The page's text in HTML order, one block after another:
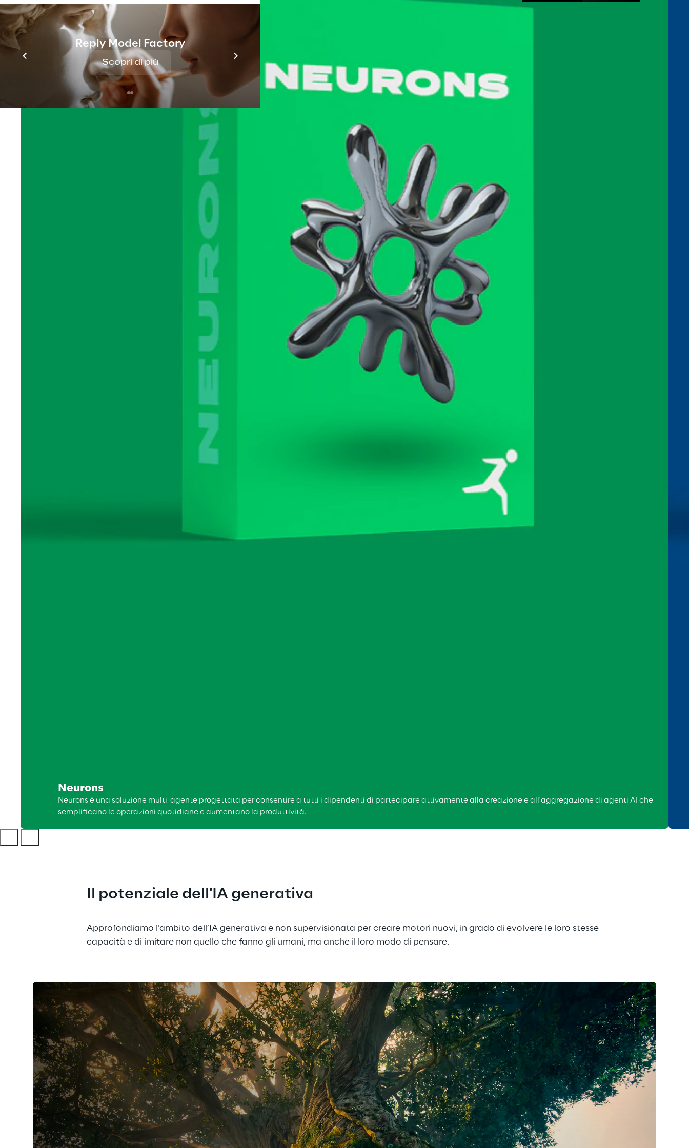
Reply Model Factory
Scopri di più
Neurons
Neurons è una soluzione multi-agente progettata per consentire a tutti i dipendenti di partecipare attivamente alla creazione e all'aggregazione di agenti AI che
semplificano le operazioni quotidiane e aumentano la produttività.
Il potenziale dell'IA generativa
Approfondiamo l’ambito dell’IA generativa e non supervisionata per creare motori nuovi, in grado di evolvere le loro stesse
capacità e di imitare non quello che fanno gli umani, ma anche il loro modo di pensare.